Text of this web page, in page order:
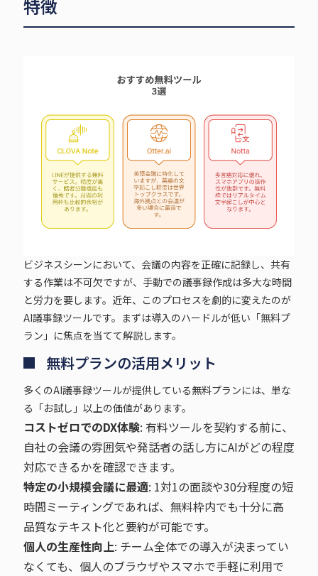
特徴
ビジネスシーンにおいて、会議の内容を正確に記録し、共有
する作業は不可欠ですが、手動での議事録作成は多大な時間
と労力を要します。近年、このプロセスを劇的に変えたのが
AI議事録ツールです。まずは導入のハードルが低い「無料プ
ラン」に焦点を当てて解説します。
無料プランの活用メリット
多くのAI議事録ツールが提供している無料プランには、単な
る「お試し」以上の価値があります。
コストゼロでのDX体験: 有料ツールを契約する前に、
自社の会議の雰囲気や発話者の話し方にAIがどの程度
対応できるかを確認できます。
特定の小規模会議に最適: 1対1の面談や30分程度の短
時間ミーティングであれば、無料枠内でも十分に高
品質なテキスト化と要約が可能です。
個人の生産性向上: チーム全体での導入が決まってい
なくても、個人のブラウザやスマホで手軽に利用で